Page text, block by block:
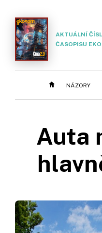
AKTUÁLNÍ
ČASOPISU
NÁZORY
Auta